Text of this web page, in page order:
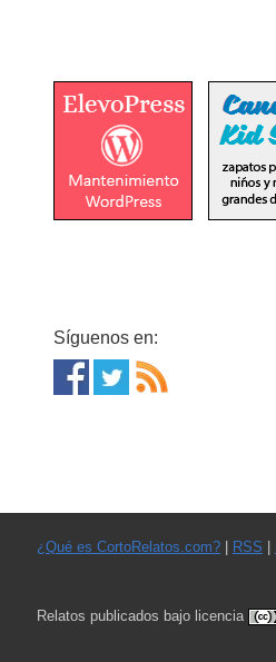
Síguenos en:
¿Qué es CortoRelatos.com?| RSS
Relatos publicados bajo licencia